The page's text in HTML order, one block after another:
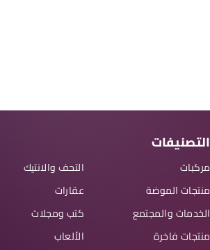
التصنيفات
مركبات
منتجات الموضة
الخدمات والمجتمع
منتجات فاخرة
التحف والانتيك
عقارات
كتب ومجلات
الألعاب